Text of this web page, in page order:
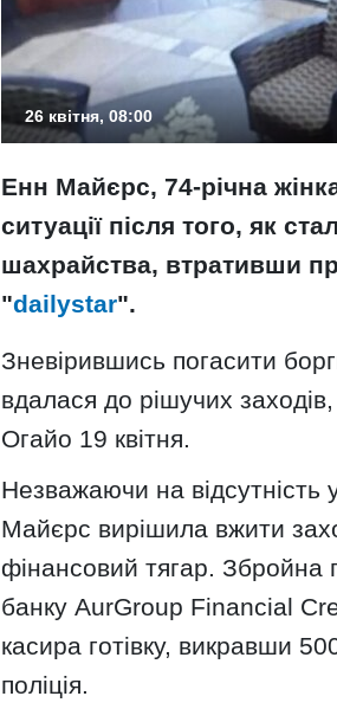
26 квітня, 08:00
Енн Майєрс, 74-річна
ситуації після того, як
шахрайства, втративши
"dailystar".
Зневірившись погасити
вдалася до рішучих
Огайо 19 квітня.
Незважаючи на відсутність
Майєрс вирішила вжити
фінансовий тягар. Збройна
банку AurGroup Financial
касира готівку, викравши
поліція.